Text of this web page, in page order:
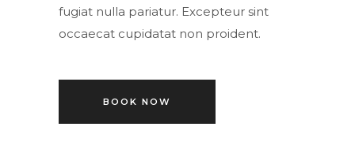
fugiat nulla pariatur. Excepteur sint
occaecat cupidatat non proident.
BOOK NOW